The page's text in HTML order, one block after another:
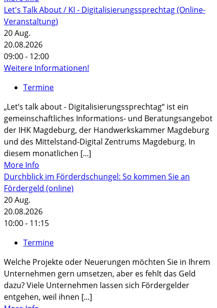
Let's Talk About / KI - Digitalisierungssprechtag (Online-
Veranstaltung)
20Aug.
20.08.2026
09:00 - 12:00
Weitere Informationen!
Termine
„Let’s talk about - Digitalisierungssprechtag“ ist ein
gemeinschaftliches Informations- und Beratungsangebot
der IHK Magdeburg, der Handwerkskammer Magdeburg
und des Mittelstand-Digital Zentrums Magdeburg. In
diesem monatlichen [...]
More Info
Durchblick im Förderdschungel: So kommen Sie an
Fördergeld (online)
20Aug.
20.08.2026
10:00 - 11:15
Termine
Welche Projekte oder Neuerungen möchten Sie in Ihrem
Unternehmen gern umsetzen, aber es fehlt das Geld
dazu? Viele Unternehmen lassen sich Fördergelder
entgehen, weil ihnen [...]